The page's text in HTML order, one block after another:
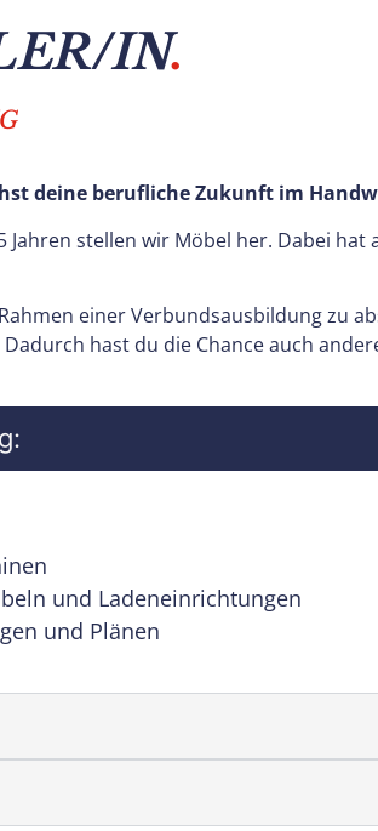
IN.
deine berufliche Zukunft im
stellen wir Möbel her. Dabei
einer Verbundsausbildung zu
hast du die Chance auch
und Ladeneinrichtungen
und Plänen